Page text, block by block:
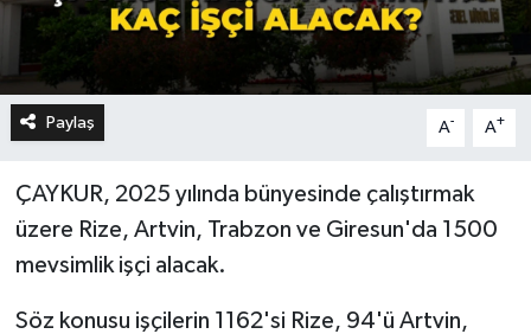
Paylaş A- A+
ÇAYKUR, 2025 yılında bünyesinde çalıştırmak
üzere Rize, Artvin, Trabzon ve Giresun'da 1500
mevsimlik işçi alacak.
Söz konusu işçilerin 1162'si Rize, 94'ü Artvin,